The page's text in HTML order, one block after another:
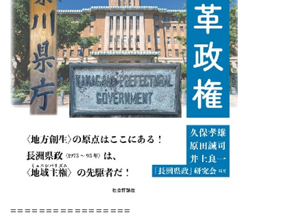
=================